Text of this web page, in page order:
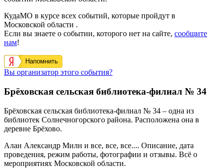
КудаМО в курсе всех событий, которые пройдут в
Московской области .
Если вы знаете о событии, которого нет на сайте, сообщите
нам!
Напомнить
Вы организатор этого события?
Брёховская сельская библиотека-филиал № 34
Брёховская сельская библиотека-филиал № 34 – одна из
библиотек Солнечногорского района. Расположена она в
деревне Брёхово.
Алан Александр Милн и все, все, все.... Описание, дата
проведения, режим работы, фотографии и отзывы. Всё о
мероприятиях Московской области.